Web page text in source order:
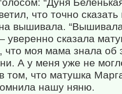
“Дуня
что точно сказать
вышивала.
уверенно сказала
что моя мама знала об
А у меня уже не
том, что матушка
нашу няню.